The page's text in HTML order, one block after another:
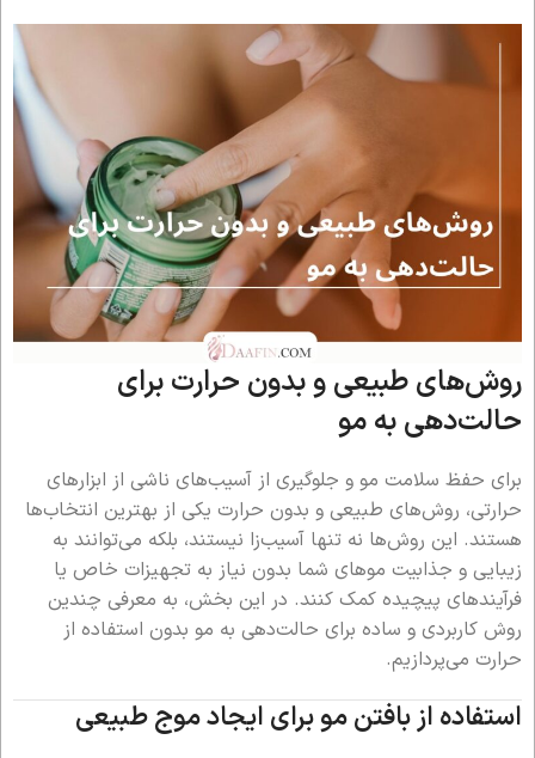
روش‌های طبیعی و بدون حرارت برای
حالت‌دهی به مو
برای حفظ سلامت مو و جلوگیری از آسیب‌های ناشی از ابزارهای
حرارتی، روش‌های طبیعی و بدون حرارت یکی از بهترین انتخاب‌ها
هستند. این روش‌ها نه تنها آسیب‌زا نیستند، بلکه می‌توانند به
زیبایی و جذابیت موهای شما بدون نیاز به تجهیزات خاص یا
فرآیندهای پیچیده کمک کنند. در این بخش، به معرفی چندین
روش کاربردی و ساده برای حالت‌دهی به مو بدون استفاده از
حرارت می‌پردازیم.
استفاده از بافتن مو برای ایجاد موج طبیعی